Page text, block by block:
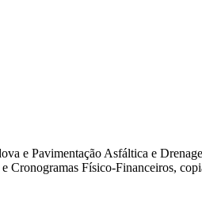
e Pavimentação Asfáltica e
Físico-Financeiros,